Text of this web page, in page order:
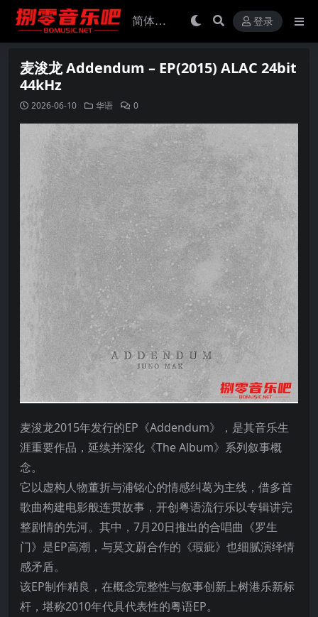
登录
麦浚龙 Addendum – EP(2015) ALAC 24bit
44kHz
2026-06-10 华语 0
麦浚龙2015年发行的EP《Addendum》，是其音乐生
涯重要作品，延续并深化《The Album》系列叙事概
念。
它以虚构人物董折与浦铭心的情感纠葛为主线，借多首
歌曲构建电影般连贯故事，开创粤语流行乐以专辑讲完
整剧情的先河。其中，7月20日推出的合唱曲《罗生
门》是EP高潮，与莫文蔚合作的《瑕疵》也细腻演绎情
感矛盾。
该EP制作精良，在概念完整性与叙事创新上树港乐新标
杆，堪称2010年代具代表性的粤语EP。